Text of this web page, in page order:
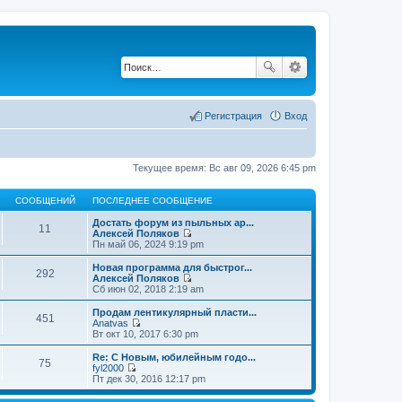
Вход
Регистрация
Текущее время: Вс авг 09, 2026 6:45 pm
СООБЩЕНИЙ ПОСЛЕДНЕЕ СООБЩЕНИЕ
11
Достать форум из пыльных ар...
Алексей Поляков
П
е
р
е
й
т
к
о
л
д
н
Пн май 06, 2024 9:19 pm
292
Новая программа для быстрог...
Алексей Поляков
П
е
р
е
й
т
и
к
о
с
Сб июн 02, 2018 2:19 am
451
Продам лентикулярный пласти...
Anatvas
П
е
р
е
й
т
и
Вт окт 10, 2017 6:30 pm
75
Re: С Новым, юбилейным годо...
fyl2000
П
е
р
Пт дек 30, 2016 12:17 pm